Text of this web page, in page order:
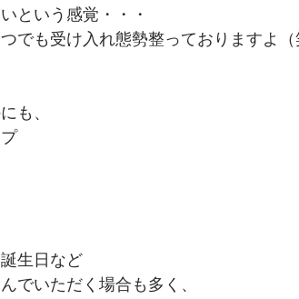
という感覚・・・
でも受け入れ態勢整っておりますよ（
も、
生日など
でいただく場合も多く、